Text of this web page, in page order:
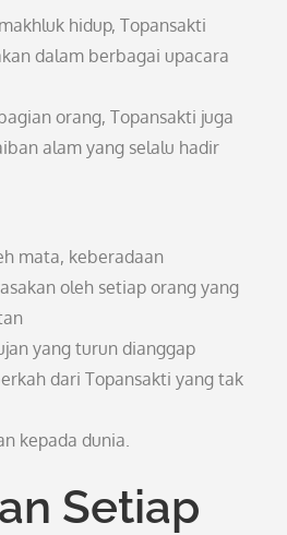
hidup, Topansakti
dalam berbagai upacara
orang, Topansakti juga
alam yang selalu hadir
mata, keberadaan
oleh setiap orang yang
yang turun dianggap
dari Topansakti yang tak
kepada dunia.
Setiap